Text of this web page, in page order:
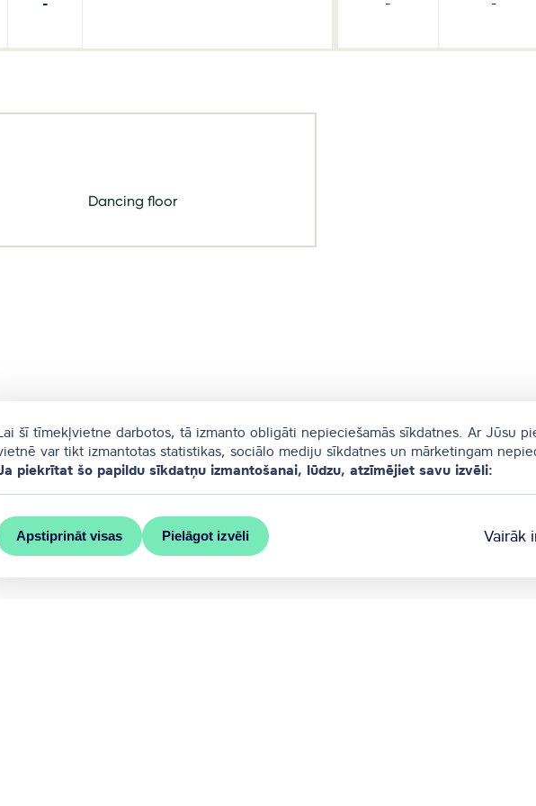
- - -
Dancing floor
šī tīmekļvietne darbotos, tā izmanto obligāti nepieciešamās sīkdatnes. Ar Jūsu
var tikt izmantotas statistikas, sociālo mediju sīkdatnes un mārketingam
piekrītat šo papildu sīkdatņu izmantošanai, lūdzu, atzīmējiet savu izvēli:
Apstiprināt visas Pielāgot izvēli Vairāk